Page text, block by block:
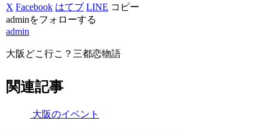
X Facebook はてブ LINE コピー
adminをフォローする
admin
大阪どこ行こ？三都恋物語
関連記事
大阪のイベント